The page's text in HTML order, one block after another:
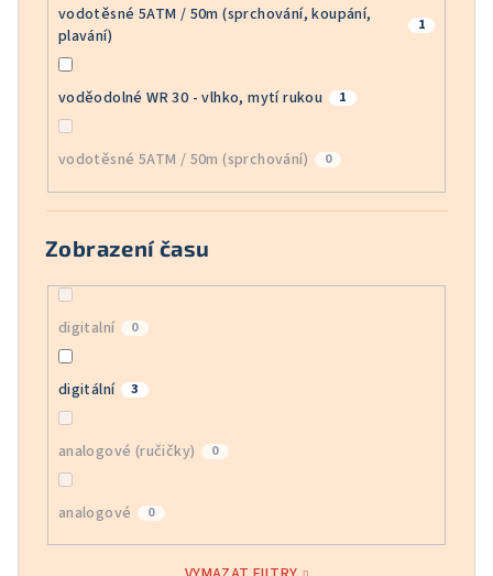
vodotěsné 5ATM / 50m (sprchování, koupání,
plavání)
1
voděodolné WR 30 - vlhko, mytí rukou 1
vodotěsné 5ATM / 50m (sprchování) 0
Zobrazení času
digitalní 0
digitální 3
analogové (ručičky) 0
analogové 0